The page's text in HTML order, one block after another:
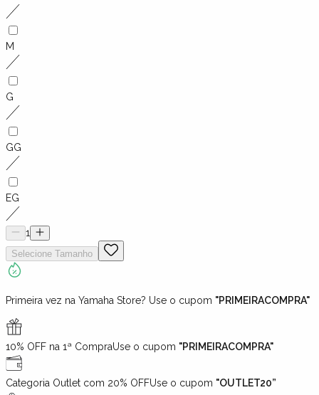
M
G
GG
EG
1
Selecione Tamanho
Primeira vez na Yamaha Store? Use o cupom "PRIMEIRACOMPRA"
10% OFF na 1ª CompraUse o cupom "PRIMEIRACOMPRA"
Categoria Outlet com 20% OFFUse o cupom "OUTLET20”